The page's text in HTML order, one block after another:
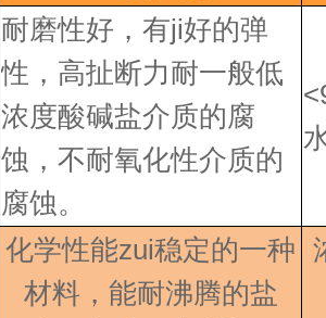
耐磨性好，有ji好的弹
性，高扯断力耐一般低
浓度酸碱盐介质的腐
蚀，不耐氧化性介质的
腐蚀。
化学性能zui稳定的一种
材料，能耐沸腾的盐